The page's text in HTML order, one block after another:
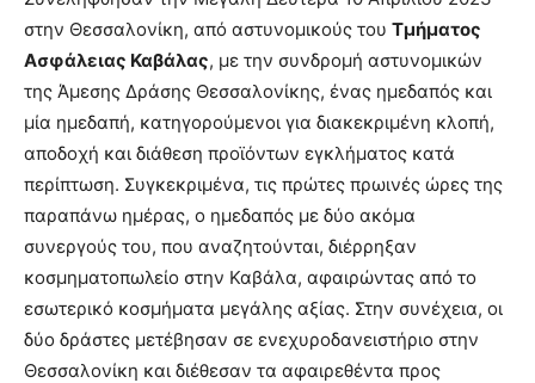
στην Θεσσαλονίκη, από αστυνομικούς του Τμήματος
Ασφάλειας Καβάλας, με την συνδρομή αστυνομικών
της Άμεσης Δράσης Θεσσαλονίκης, ένας ημεδαπός και
μία ημεδαπή, κατηγορούμενοι για διακεκριμένη κλοπή,
αποδοχή και διάθεση προϊόντων εγκλήματος κατά
περίπτωση. Συγκεκριμένα, τις πρώτες πρωινές ώρες της
παραπάνω ημέρας, ο ημεδαπός με δύο ακόμα
συνεργούς του, που αναζητούνται, διέρρηξαν
κοσμηματοπωλείο στην Καβάλα, αφαιρώντας από το
εσωτερικό κοσμήματα μεγάλης αξίας. Στην συνέχεια, οι
δύο δράστες μετέβησαν σε ενεχυροδανειστήριο στην
Θεσσαλονίκη και διέθεσαν τα αφαιρεθέντα προς